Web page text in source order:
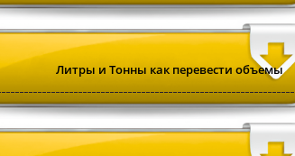
Литры и Тонны как перевести объемы